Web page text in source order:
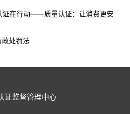
证在行动——质量认证：让消费更安
政处罚法
证监督管理中心